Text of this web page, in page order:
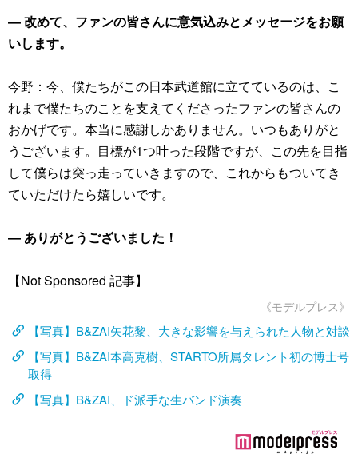
― 改めて、ファンの皆さんに意気込みとメッセージをお願
いします。
今野：今、僕たちがこの日本武道館に立てているのは、こ
れまで僕たちのことを支えてくださったファンの皆さんの
おかげです。本当に感謝しかありません。いつもありがと
うございます。目標が1つ叶った段階ですが、この先を目指
して僕らは突っ走っていきますので、これからもついてき
ていただけたら嬉しいです。
― ありがとうございました！
【Not Sponsored 記事】
《モデルプレス》
【写真】B&ZAI矢花黎、大きな影響を与えられた人物と対談
【写真】B&ZAI本高克樹、STARTO所属タレント初の博士号
取得
【写真】B&ZAI、ド派手な生バンド演奏